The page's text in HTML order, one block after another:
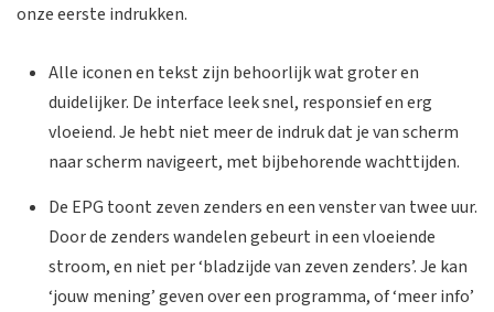
onze eerste indrukken.
Alle iconen en tekst zijn behoorlijk wat groter en
duidelijker. De interface leek snel, responsief en erg
vloeiend. Je hebt niet meer de indruk dat je van scherm
naar scherm navigeert, met bijbehorende wachttijden.
De EPG toont zeven zenders en een venster van twee uur.
Door de zenders wandelen gebeurt in een vloeiende
stroom, en niet per ‘bladzijde van zeven zenders’. Je kan
‘jouw mening’ geven over een programma, of ‘meer info’